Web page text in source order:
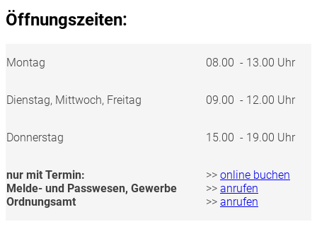
Öffnungszeiten:
Montag 08.00 - 13.00 Uhr
Dienstag, Mittwoch, Freitag 09.00 - 12.00 Uhr
Donnerstag 15.00 - 19.00 Uhr
nur mit Termin:
Melde- und Passwesen, Gewerbe
Ordnungsamt
>> online buchen
>> anrufen
>> anrufen